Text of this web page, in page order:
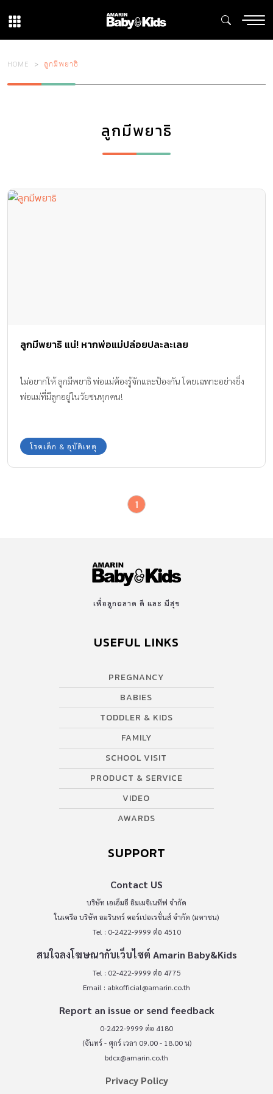
HOME ลูกมีพยาธิ
ลูกมีพยาธิ
ลูกมีพยาธิ แน่! หากพ่อแม่ปล่อยปละละเลย
ไม่อยากให้ ลูกมีพยาธิ พ่อแม่ต้องรู้จักและป้องกัน โดยเฉพาะอย่างยิ่ง
พ่อแม่ที่มีลูกอยู่ในวัยซนทุกคน!
โรคเด็ก & อุบัติเหตุ
1
เพื่อลูกฉลาด ดี และ มีสุข
USEFUL LINKS
PREGNANCY
BABIES
TODDLER & KIDS
FAMILY
SCHOOL VISIT
PRODUCT & SERVICE
VIDEO
AWARDS
SUPPORT
Contact US
บริษัท เอเอ็มอี อิมเมจิเนทีฟ จำกัด
ในเครือ บริษัท อมรินทร์ คอร์เปอเรชั่นส์ จำกัด (มหาชน)
Tel : 0-2422-9999 ต่อ 4510
สนใจลงโฆษณากับเว็บไซต์ Amarin Baby&Kids
Tel : 02-422-9999 ต่อ 4775
Email : abkofficial@amarin.co.th
Report an issue or send feedback
0-2422-9999 ต่อ 4180
(จันทร์ - ศุกร์ เวลา 09.00 - 18.00 น)
bdcx@amarin.co.th
Privacy Policy